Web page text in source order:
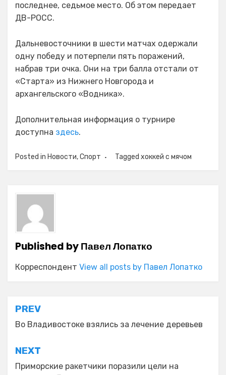
последнее, седьмое место. Об этом передает
ДВ-РОСС.
Дальневосточники в шести матчах одержали
одну победу и потерпели пять поражений,
набрав три очка. Они на три балла отстали от
«Старта» из Нижнего Новгорода и
архангельского «Водника».
Дополнительная информация о турнире
доступна здесь.
Posted in Новости,Спорт Tagged хоккей с мячом
Published byПавел Лопатко
Корреспондент View all posts by Павел Лопатко
Навигация
по
записям
PREV
Во Владивостоке взялись за лечение деревьев
NEXT
Приморские ракетчики поразили цели на